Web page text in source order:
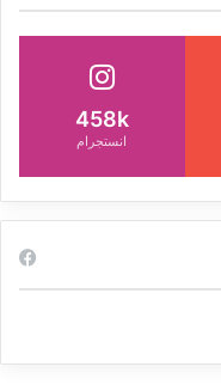
458k
انستجرام